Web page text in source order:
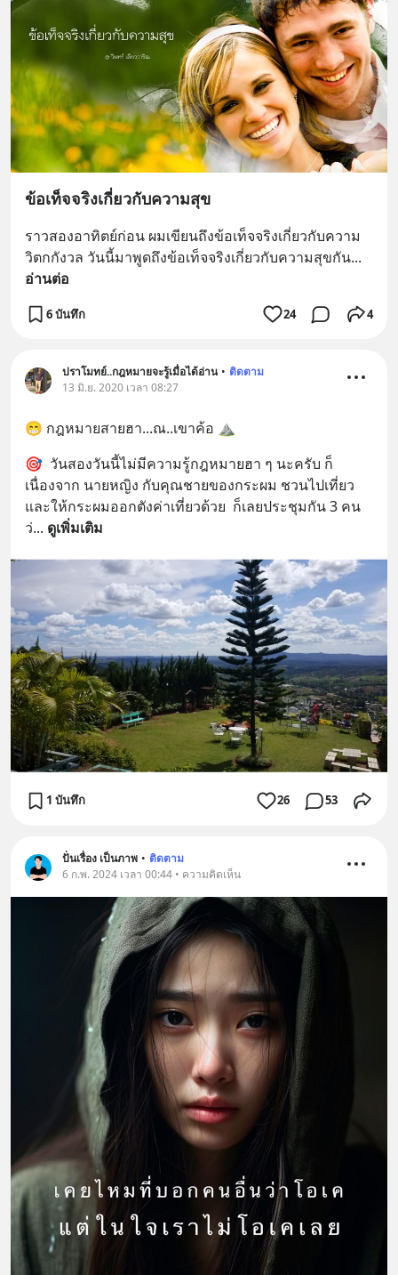
ข้อเท็จจริงเกี่ยวกับความสุข
ราวสองอาทิตย์ก่อน ผมเขียนถึงข้อเท็จจริงเกี่ยวกับความ
วิตกกังวล วันนี้มาพูดถึงข้อเท็จจริงเกี่ยวกับความสุขกัน
อ่านต่อ
6 บันทึก 24 4
ปราโมทย์..กฎหมายจะรู้เมื่อได้อ่าน • ติดตาม
13 มิ.ย. 2020 เวลา 08:27
😁 กฎหมายสายฮา...ณ..เขาค้อ ⛰
🎯  วันสองวันนี้ไม่มีความรู้กฎหมายฮา ๆ นะครับ ก็
เนื่องจาก นายหญิง กับคุณชายของกระผม ชวนไปเที่ยว
และให้กระผมออกตังค่าเที่ยวด้วย  ก็เลยประชุมกัน 3 คน
ว่... ดูเพิ่มเติม
1 บันทึก 26 53
ปั่นเรื่อง เป็นภาพ • ติดตาม
6 ก.พ. 2024 เวลา 00:44 • ความคิดเห็น